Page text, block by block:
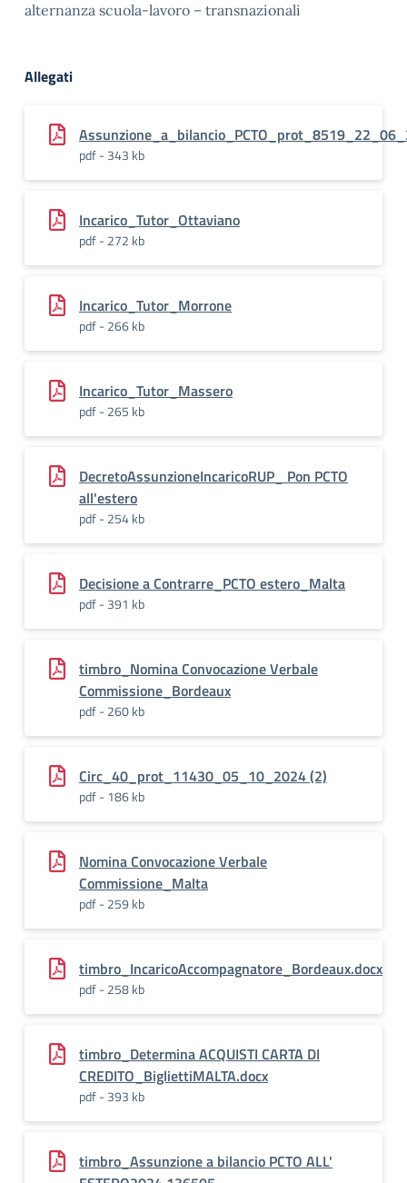
alternanza scuola-lavoro – transnazionali
Allegati
pdf - 343 kb
Incarico_Tutor_Ottaviano
pdf - 272 kb
Incarico_Tutor_Morrone
pdf - 266 kb
Incarico_Tutor_Massero
pdf - 265 kb
DecretoAssunzioneIncaricoRUP_ Pon PCTO
all'estero
pdf - 254 kb
Decisione a Contrarre_PCTO estero_Malta
pdf - 391 kb
timbro_Nomina Convocazione Verbale
Commissione_Bordeaux
pdf - 260 kb
Circ_40_prot_11430_05_10_2024 (2)
pdf - 186 kb
Nomina Convocazione Verbale
Commissione_Malta
pdf - 259 kb
timbro_IncaricoAccompagnatore_Bordeaux.docx
pdf - 258 kb
timbro_Determina ACQUISTI CARTA DI
CREDITO_BigliettiMALTA.docx
pdf - 393 kb
timbro_Assunzione a bilancio PCTO ALL'